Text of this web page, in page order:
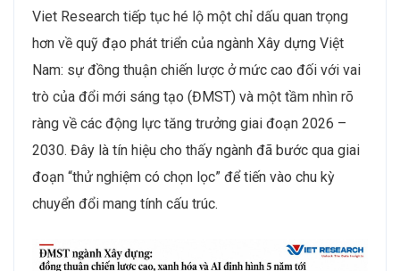
Viet Research tiếp tục hé lộ một chỉ dấu quan trọng
hơn về quỹ đạo phát triển của ngành Xây dựng Việt
Nam: sự đồng thuận chiến lược ở mức cao đối với vai
trò của đổi mới sáng tạo (ĐMST) và một tầm nhìn rõ
ràng về các động lực tăng trưởng giai đoạn 2026 –
2030. Đây là tín hiệu cho thấy ngành đã bước qua giai
đoạn “thử nghiệm có chọn lọc” để tiến vào chu kỳ
chuyển đổi mang tính cấu trúc.